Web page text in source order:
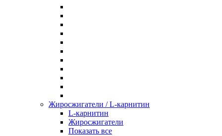
Жиросжигатели / L-карнитин
L-карнитин
Жиросжигатели
Показать все